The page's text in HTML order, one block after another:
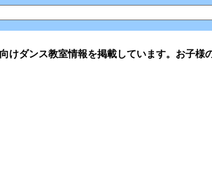
けダンス教室情報を掲載しています。お子様